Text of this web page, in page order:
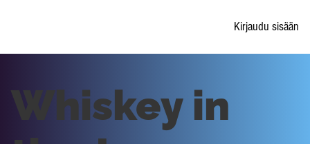
Kirjaudu sisään
Whiskey in